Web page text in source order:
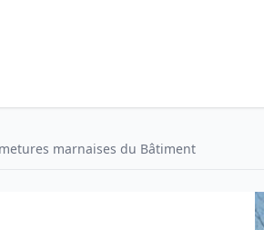
marnaises du Bâtiment